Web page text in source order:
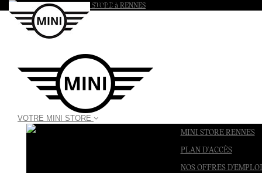
Appelez-nous au : 02 99 25 06 00
VOTRE MINI STORE
MINI STORE RENNES
PLAN D'ACCÈS
NOS OFFRES D'EMPLOI